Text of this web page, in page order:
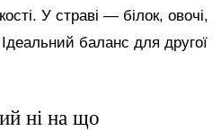
У страві — білок, овочі,
баланс для другої
ні на що